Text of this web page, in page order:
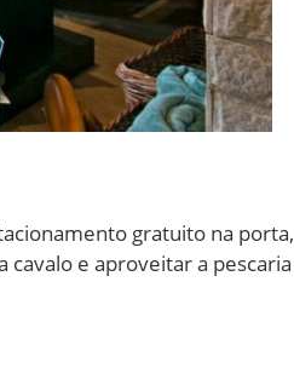
gratuito na porta,
e aproveitar a pescaria